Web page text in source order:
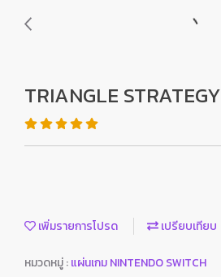
TRIANGLE STRATEGY
เพิ่มรายการโปรด เปรียบเทียบ
หมวดหมู่ :แผ่นเกม NINTENDO SWITCH